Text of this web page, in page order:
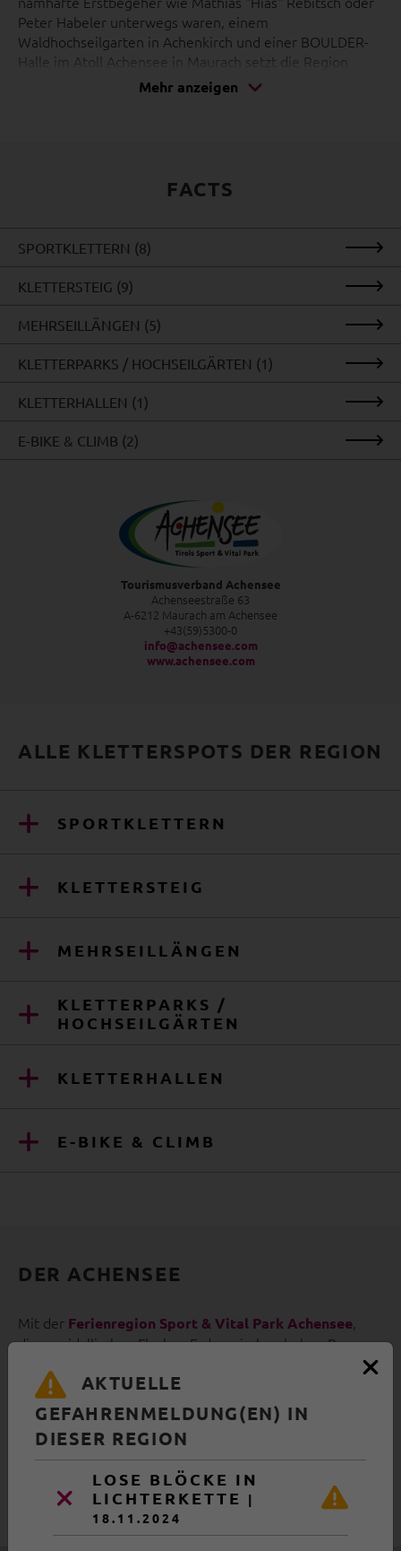
Peter Habeler unterwegs waren, einem
Waldhochseilgarten in Achenkirch und einer BOULDER-
Halle im Atoll Achensee in Maurach setzt die Region
Achensee hohe Maßstäbe im Klettersport. Die
Schwierigkeitsgrade im Achenseer Kletterangebot
Mehr anzeigen
FACTS
SPORTKLETTERN (8)
KLETTERSTEIG (9)
MEHRSEILLÄNGEN (5)
KLETTERPARKS / HOCHSEILGÄRTEN (1)
KLETTERHALLEN (1)
E-BIKE & CLIMB (2)
Tourismusverband Achensee
Achenseestraße 63
A-6212 Maurach am Achensee
+43(59)5300-0
info@achensee.com
www.achensee.com
AKTUELLE
GEFAHRENMELDUNG(EN) IN
DIESER REGION
LOSE BLÖCKE IN
LICHTERKETTE
|
18.11.2024
ALLE KLETTERSPOTS DER REGION
SPORTKLETTERN
KLETTERSTEIG
MEHRSEILLÄNGEN
KLETTERPARKS /
HOCHSEILGÄRTEN
KLETTERHALLEN
E-BIKE & CLIMB
DER ACHENSEE
Mit der Ferienregion Sport & Vital Park Achensee
diesem idyllischen Flecken Erde zwischen hohen Bergen
schönsten Urlaubs- und Ausflugsgebiete in den Alpen zu
Füßen. Das Herzstück der Ferienregion ist natürlich der
Achensee, an dessen Ufern die drei Orte Achenkirch,
Maurach und Pertisau liegen. Etwas versteckt im
Rofangebirge ist die kleine Gemeinde Steinberg in Tirol
zu finden. Der Ort Wiesing im Inntal präsentiert sich
quasi als das südliche Eingangstor zur Region Achensee.